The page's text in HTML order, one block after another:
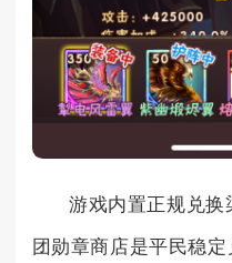
游戏内置正规兑换
团勋章商店是平民稳